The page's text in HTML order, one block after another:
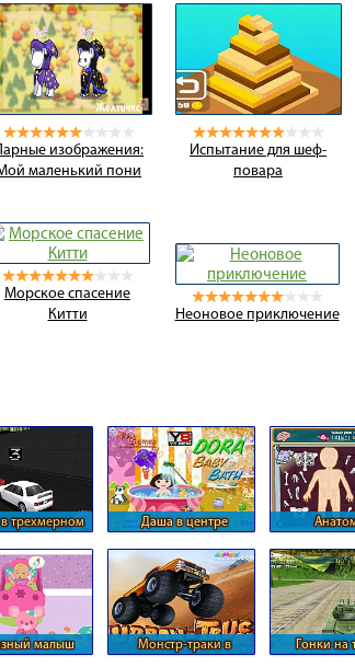
изображения:
маленький пони
Испытание для шеф-
повара
Морское спасение
Китти
Неоновое приключение
трехмерном
Даша в центре
малыш
Монстр-траки в
Гонки на